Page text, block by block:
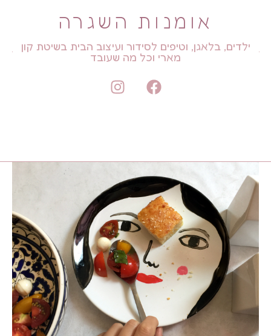
אומנות השגרה
ילדים, בלאגן, וטיפים לסידור ועיצוב הבית בשיטת קון
מארי וכל מה שעובד